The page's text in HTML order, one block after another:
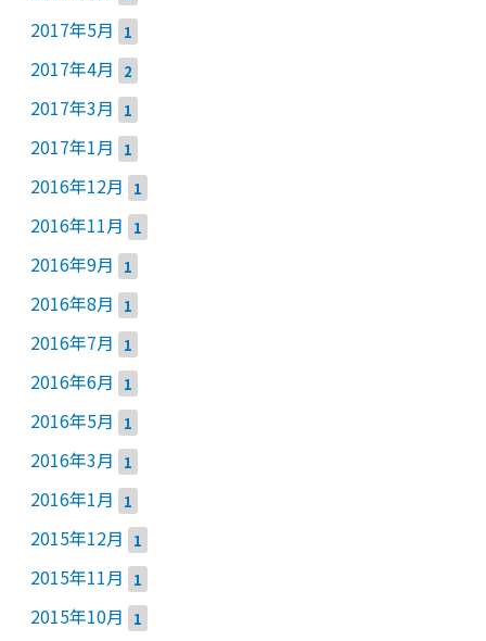
2017年5月 1
2017年4月 2
2017年3月 1
2017年1月 1
2016年12月 1
2016年11月 1
2016年9月 1
2016年8月 1
2016年7月 1
2016年6月 1
2016年5月 1
2016年3月 1
2016年1月 1
2015年12月 1
2015年11月 1
2015年10月 1